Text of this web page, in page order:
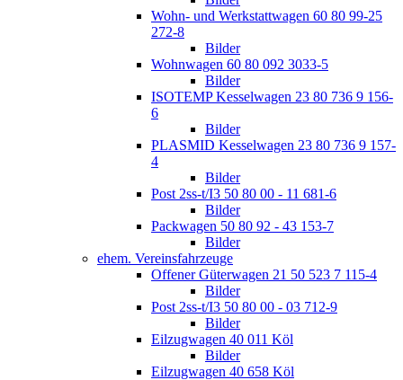
Wohn- und Werkstattwagen 60 80 99-25
272-8
Bilder
Wohnwagen 60 80 092 3033-5
Bilder
ISOTEMP Kesselwagen 23 80 736 9 156-
6
Bilder
PLASMID Kesselwagen 23 80 736 9 157-
4
Bilder
Post 2ss-t/I3 50 80 00 - 11 681-6
Bilder
Packwagen 50 80 92 - 43 153-7
Bilder
ehem. Vereinsfahrzeuge
Offener Güterwagen 21 50 523 7 115-4
Bilder
Post 2ss-t/I3 50 80 00 - 03 712-9
Bilder
Eilzugwagen 40 011 Köl
Bilder
Eilzugwagen 40 658 Köl